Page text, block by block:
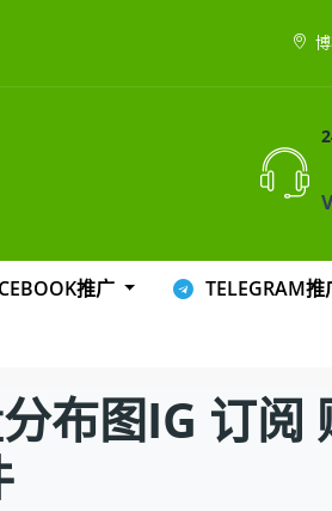
推广
TELEGRAM推
布图IG 订阅